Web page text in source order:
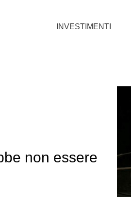
INVESTIMENTI
non essere